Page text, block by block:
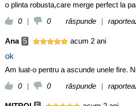
o plinta robusta,care merge perfect la
0
| 0 răspunde |
Ana 5 acum 2 ani
ok
Am luat-o pentru a ascunde unele fire.
0
| 0 răspunde |